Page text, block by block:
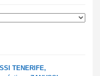
TENERIFE,